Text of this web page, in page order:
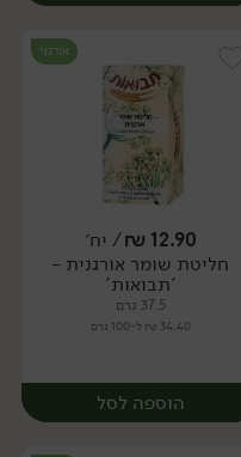
יח׳
אורגני
12.90
₪/ יח׳
חליטת שומר אורגנית -
'תבואות'
37.5 גרם
34.40 ₪ ל-100 גרם
הוספה לסל